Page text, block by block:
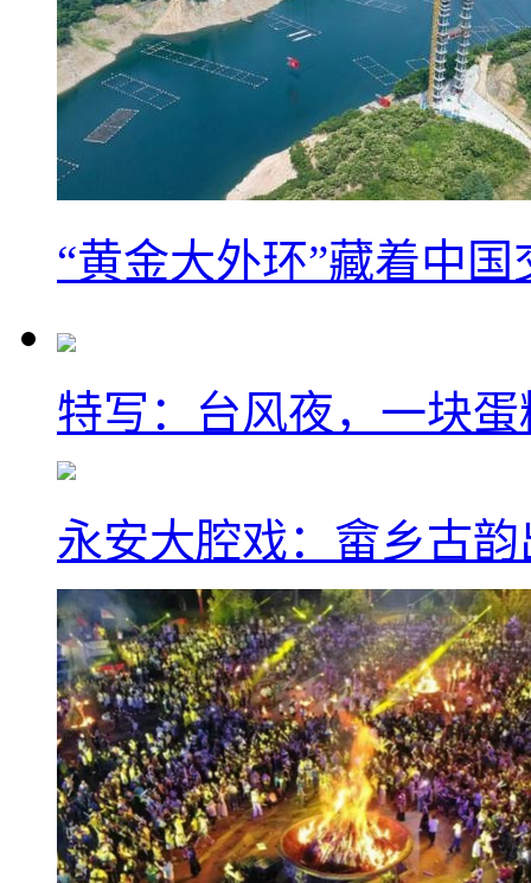
“黄金大外环”藏着中
特写：台风夜，一块
永安大腔戏：畲乡古